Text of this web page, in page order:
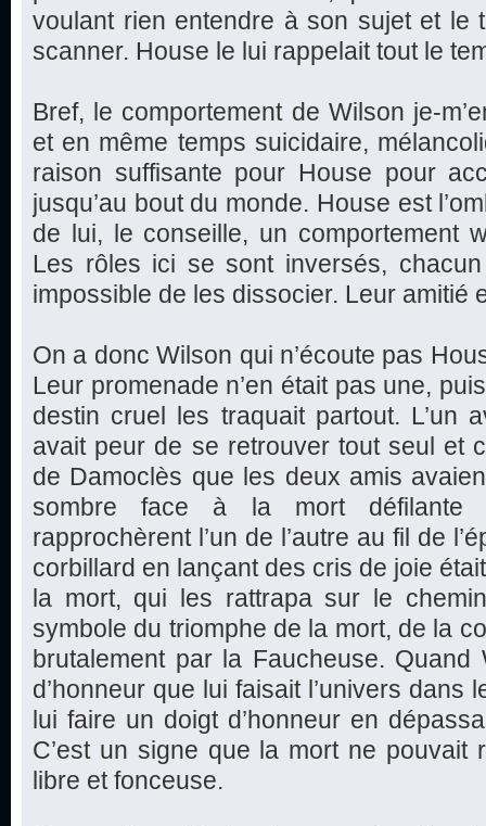
voulant rien entendre à son sujet et le
scanner. House le lui rappelait tout le
Bref, le comportement de Wilson je-
et en même temps suicidaire,
raison suffisante pour House pour
jusqu’au bout du monde. House est
de lui, le conseille, un comportement
Les rôles ici se sont inversés,
impossible de les dissocier. Leur amitié
On a donc Wilson qui n’écoute pas
Leur promenade n’en était pas une,
destin cruel les traquait partout. L’un
avait peur de se retrouver tout seul et
de Damoclès que les deux amis
sombre face à la mort défilante
rapprochèrent l’un de l’autre au fil de
corbillard en lançant des cris de joie
la mort, qui les rattrapa sur le chemin
symbole du triomphe de la mort, de la
brutalement par la Faucheuse.
d’honneur que lui faisait l’univers dans
lui faire un doigt d’honneur en
C’est un signe que la mort ne pouvait
libre et fonceuse.